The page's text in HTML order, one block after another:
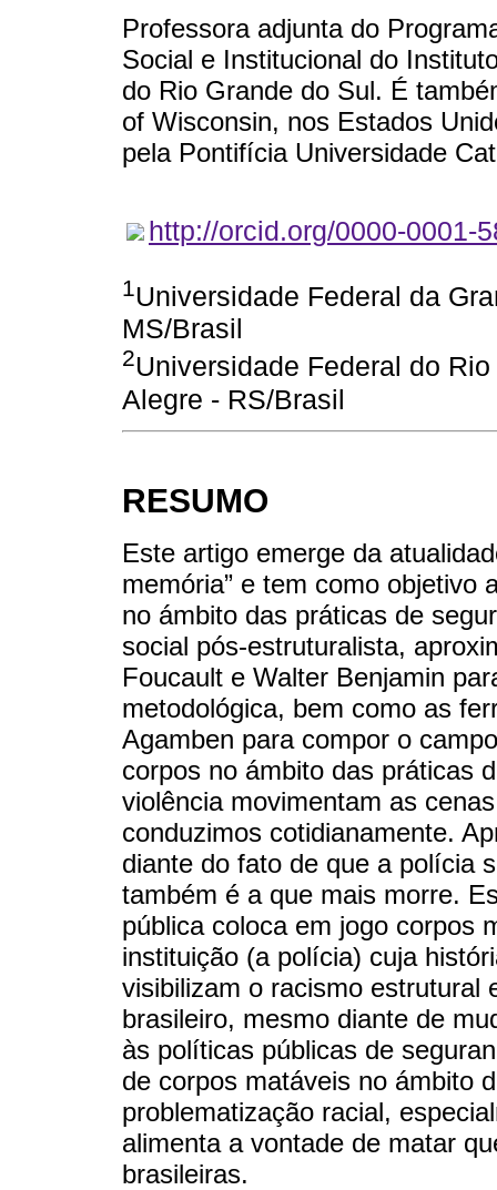
Professora adjunta do
Social e Institucional do
do Rio Grande do Sul. É
of Wisconsin, nos Estados
pela Pontifícia Universidade
http://orcid.org/0000-0001-
1Universidade Federal da
MS/Brasil
2Universidade Federal do
Alegre - RS/Brasil
RESUMO
Este artigo emerge da
memória” e tem como objetivo
no ámbito das práticas de
social pós-estruturalista,
Foucault e Walter Benjamin
metodológica, bem como as
Agamben para compor o
corpos no ámbito das práticas
violência movimentam as
conduzimos cotidianamente.
diante do fato de que a polícia
também é a que mais morre.
pública coloca em jogo corpos
instituição (a polícia) cuja
visibilizam o racismo estrutural
brasileiro, mesmo diante de
às políticas públicas de
de corpos matáveis no ámbito
problematização racial,
alimenta a vontade de matar
brasileiras.